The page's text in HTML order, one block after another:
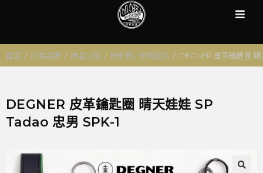
首頁 / 所有品牌 / 商品分類 / 鑰匙圈 / 皮製配件 / DEGNER 皮革鑰匙圈
DEGNER 皮革鑰匙圈 晴天娃娃 SP
Tadao 忠男 SPK-1